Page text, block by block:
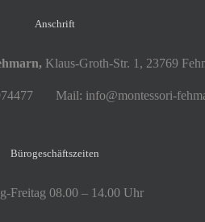
Anschrift
Klaus-Groth-Str. 1, 23769
Mail: info@montessori-
Bürogeschäftszeiten
Freitag 08.00 – 14.00 Uhr